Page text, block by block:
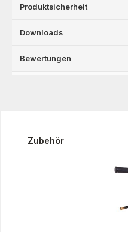
Produktsicherheit
Downloads
Bewertungen
Produktgalerie überspringen
Zubehör